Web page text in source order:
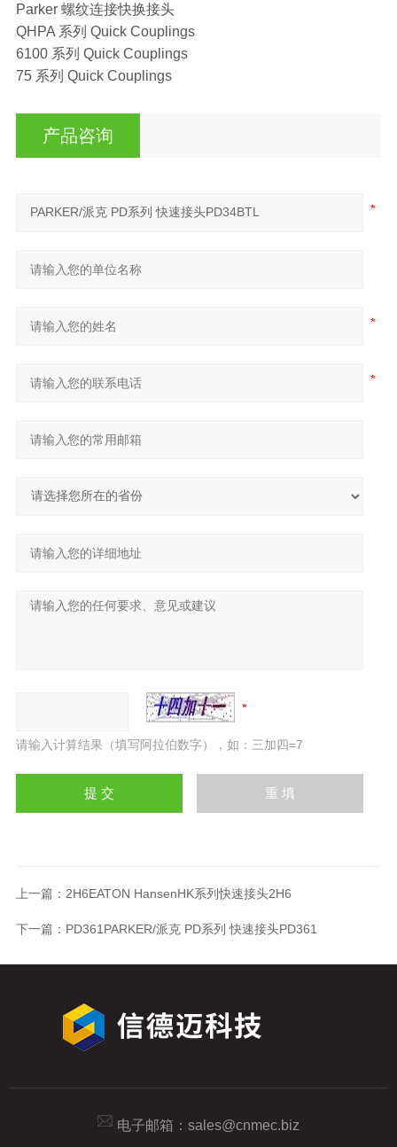
Parker 螺纹连接快换接头
QHPA 系列 Quick Couplings
6100 系列 Quick Couplings
75 系列 Quick Couplings
产品咨询
请输入计算结果（填写阿拉伯数字），如：三加四=7
上一篇： 2H6EATON HansenHK系列快速接头2H6
下一篇： PD361PARKER/派克 PD系列 快速接头PD361
电子邮箱： sales@cnmec.biz